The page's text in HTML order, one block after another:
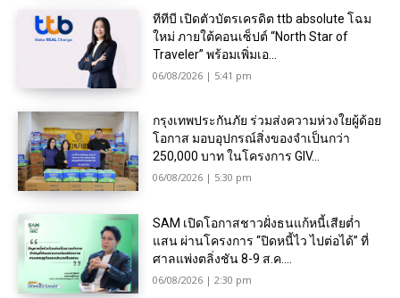
ทีทีบี เปิดตัวบัตรเครดิต ttb absolute โฉม
ใหม่ ภายใต้คอนเซ็ปต์ “North Star of
Traveler” พร้อมเพิ่มเอ...
06/08/2026 | 5:41 pm
กรุงเทพประกันภัย ร่วมส่งความห่วงใยผู้ด้อย
โอกาส มอบอุปกรณ์สิ่งของจำเป็นกว่า
250,000 บาท ในโครงการ GIV...
06/08/2026 | 5:30 pm
SAM เปิดโอกาสชาวฝั่งธนแก้หนี้เสียต่ำ
แสน ผ่านโครงการ “ปิดหนี้ไว ไปต่อได้” ที่
ศาลแพ่งตลิ่งชัน 8-9 ส.ค....
06/08/2026 | 2:30 pm